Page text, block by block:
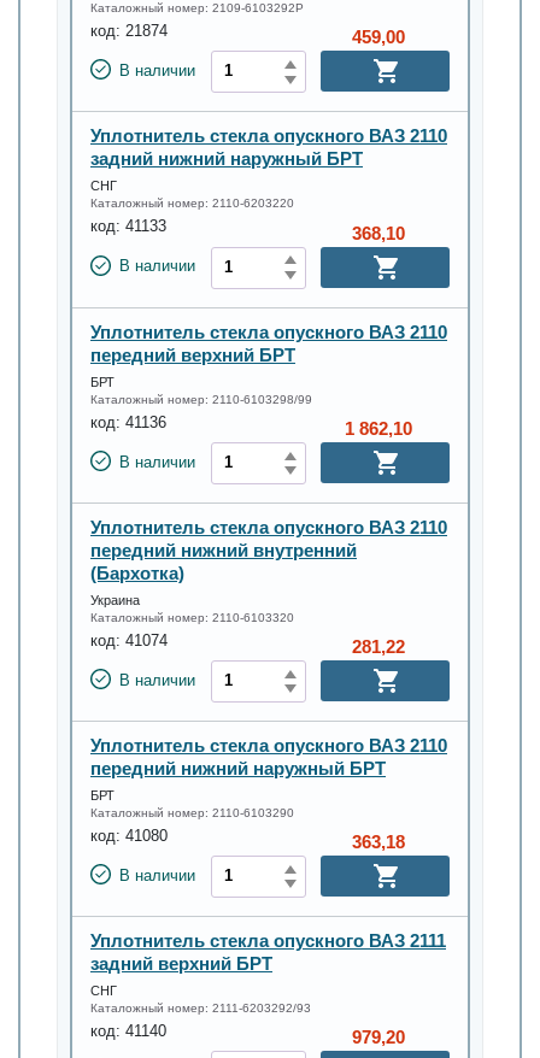
Каталожный номер: 2109-6103292Р
код: 21874
В наличии
459,00
Уплотнитель стекла опускного ВАЗ 2110
задний нижний наружный БРТ
СНГ
Каталожный номер: 2110-6203220
код: 41133
В наличии
368,10
Уплотнитель стекла опускного ВАЗ 2110
передний верхний БРТ
БРТ
Каталожный номер: 2110-6103298/99
код: 41136
В наличии
1 862,10
Уплотнитель стекла опускного ВАЗ 2110
передний нижний внутренний
(Бархотка)
Украина
Каталожный номер: 2110-6103320
код: 41074
В наличии
281,22
Уплотнитель стекла опускного ВАЗ 2110
передний нижний наружный БРТ
БРТ
Каталожный номер: 2110-6103290
код: 41080
В наличии
363,18
Уплотнитель стекла опускного ВАЗ 2111
задний верхний БРТ
СНГ
Каталожный номер: 2111-6203292/93
код: 41140 979,20